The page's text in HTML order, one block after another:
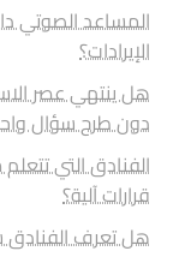
المساعد الصوتي
الإيرادات؟
هل ينتهي عصر
دون طرح سؤال
الفنادق التي
قرارات آلية؟
هل تعرف الفنادق